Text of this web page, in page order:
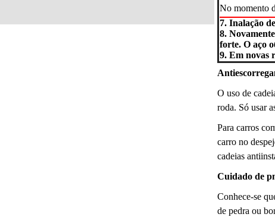
No momento
7. Inalação
8.
forte. O aço
9. Em novas
O uso de
roda. Só usar
Para carros
carro no
cadeias
Cuidado de
Conhece-se
de pedra ou